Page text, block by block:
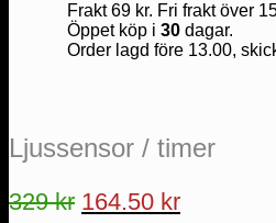
Frakt 69 kr. Fri frakt över
Öppet köp i 30dagar.
Order lagd före 13.00,
Ljussensor / timer
329kr Det
164.50 krDet